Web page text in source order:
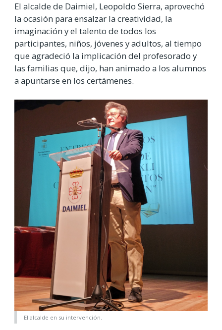
El alcalde de Daimiel, Leopoldo Sierra, aprovechó
la ocasión para ensalzar la creatividad, la
imaginación y el talento de todos los
participantes, niños, jóvenes y adultos, al tiempo
que agradeció la implicación del profesorado y
las familias que, dijo, han animado a los alumnos
a apuntarse en los certámenes.
El alcalde en su intervención.